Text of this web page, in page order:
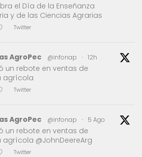
el Día de la Enseñanza
y de las Ciencias Agrarias
Twitter
AgroPec @infonap · 12h
un rebote en ventas de
agrícola
Twitter
AgroPec @infonap · 5 Ago
un rebote en ventas de
@JohnDeereArg
Twitter